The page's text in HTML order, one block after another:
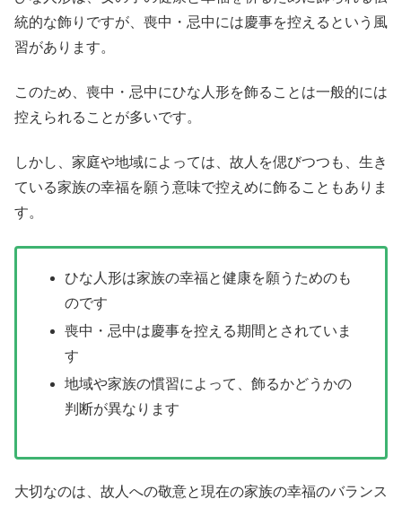
統的な飾りですが、喪中・忌中には慶事を控えるという風
習があります。
このため、喪中・忌中にひな人形を飾ることは一般的には
控えられることが多いです。
しかし、家庭や地域によっては、故人を偲びつつも、生き
ている家族の幸福を願う意味で控えめに飾ることもありま
す。
ひな人形は家族の幸福と健康を願うためのも
のです
喪中・忌中は慶事を控える期間とされていま
す
地域や家族の慣習によって、飾るかどうかの
判断が異なります
大切なのは、故人への敬意と現在の家族の幸福のバランス